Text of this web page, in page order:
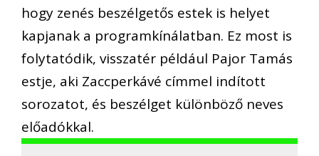
hogy zenés beszélgetős estek is helyet
kapjanak a programkínálatban. Ez most is
folytatódik, visszatér például Pajor Tamás
estje, aki Zaccperkávé címmel indított
sorozatot, és beszélget különböző neves
előadókkal.